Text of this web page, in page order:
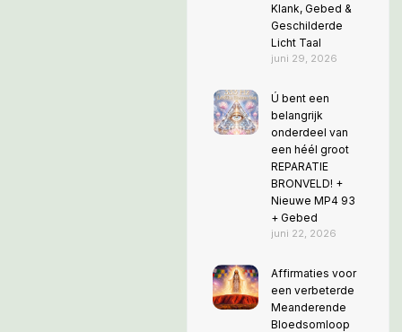
Klank, Gebed &
Geschilderde
Licht Taal
juni 29, 2026
Ú bent een
belangrijk
onderdeel van
een héél groot
REPARATIE
BRONVELD! +
Nieuwe MP4 93
+ Gebed
juni 22, 2026
Affirmaties voor
een verbeterde
Meanderende
Bloedsomloop